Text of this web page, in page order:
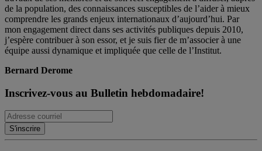
de la population, des connaissances susceptibles de l’aider à mieux
comprendre les grands enjeux internationaux d’aujourd’hui. Par
mon engagement direct dans ses activités publiques depuis 2010,
j’espère contribuer à son essor, et je suis fier de m’associer à une
équipe aussi dynamique et impliquée que celle de l’Institut.
Bernard Derome
Inscrivez-vous au Bulletin hebdomadaire!